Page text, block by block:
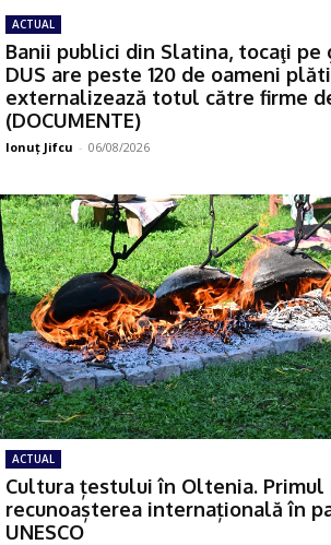
ACTUAL
Banii publici din Slatina, tocaţi pe
DUS are peste 120 de oameni
externalizează totul către firme
(DOCUMENTE)
Ionuţ Jifcu - 06/08/2026
ACTUAL
Cultura țestului în Oltenia. Primul
recunoașterea internațională în
UNESCO